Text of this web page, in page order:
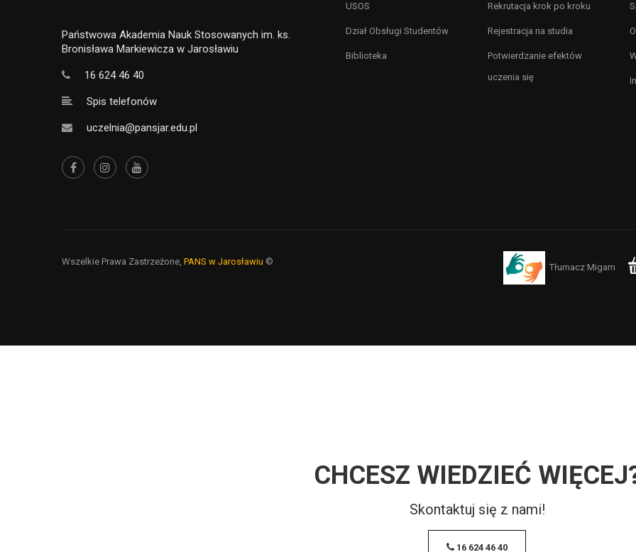
Państwowa Akademia Nauk Stosowanych im. ks.
Bronisława Markiewicza w Jarosławiu
16 624 46 40
Spis telefonów
uczelnia@pansjar.edu.pl
USOS
Dział Obsługi Studentów
Biblioteka
Rekrutacja krok po kroku
Rejestracja na studia
Potwierdzanie efektów
uczenia się
Wszelkie Prawa Zastrzeżone, PANS w Jarosławiu ©
Tłumacz Migam
CHCESZ WIEDZIEĆ
Skontaktuj się z nami!
16 624 46 40